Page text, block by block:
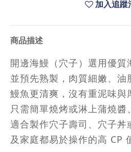
加入追蹤
商品描述
開邊海鰻（穴子）選用優質
並預先熟製，肉質細嫩、油
鰻魚更清爽，沒有重泥味與
只需簡單燒烤或淋上蒲燒醬
適合製作穴子壽司、穴子丼
及家庭都易於操作的高 CP